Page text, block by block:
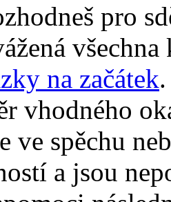
pro
na začátek
vhodného
ve spěchu
a jsou